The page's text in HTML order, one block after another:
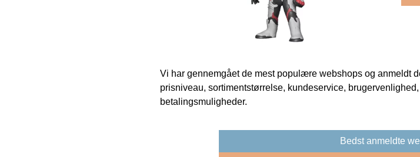
Vi har gennemgået de mest populære webshops og anmeldt
prisniveau, sortimentstørrelse, kundeservice,
betalingsmuligheder.
Bedst anmeldte